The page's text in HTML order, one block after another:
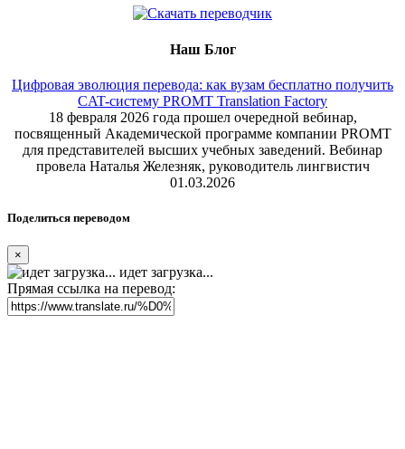
Наш Блог
Цифровая эволюция перевода: как вузам бесплатно получить
CAT-систему PROMT Translation Factory
18 февраля 2026 года прошел очередной вебинар,
посвященный Академической программе компании PROMT
для представителей высших учебных заведений. Вебинар
провела Наталья Железняк, руководитель лингвистич
01.03.2026
Поделиться переводом
×
идет загрузка...
Прямая ссылка на перевод: